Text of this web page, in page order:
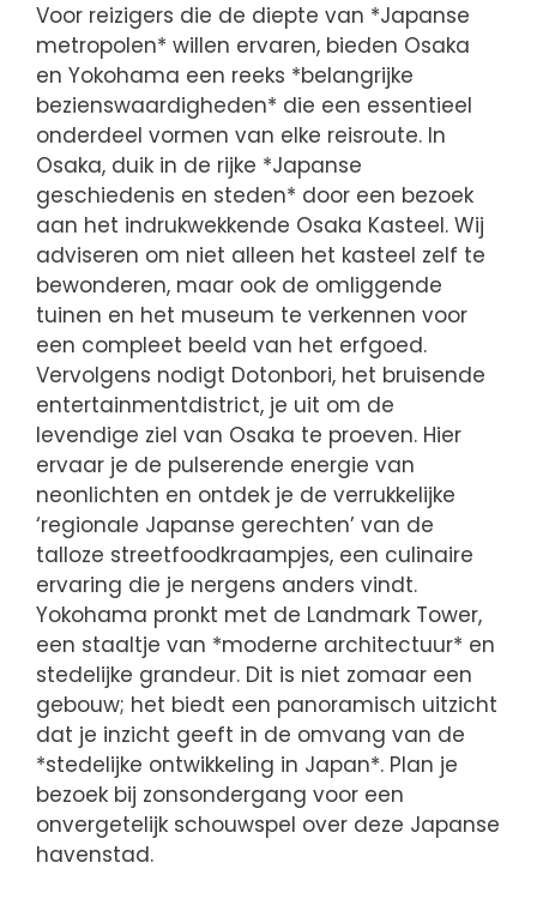
Voor reizigers die de diepte van *Japanse
metropolen* willen ervaren, bieden Osaka
en Yokohama een reeks *belangrijke
bezienswaardigheden* die een essentieel
onderdeel vormen van elke reisroute. In
Osaka, duik in de rijke *Japanse
geschiedenis en steden* door een bezoek
aan het indrukwekkende Osaka Kasteel. Wij
adviseren om niet alleen het kasteel zelf te
bewonderen, maar ook de omliggende
tuinen en het museum te verkennen voor
een compleet beeld van het erfgoed.
Vervolgens nodigt Dotonbori, het bruisende
entertainmentdistrict, je uit om de
levendige ziel van Osaka te proeven. Hier
ervaar je de pulserende energie van
neonlichten en ontdek je de verrukkelijke
‘regionale Japanse gerechten’ van de
talloze streetfoodkraampjes, een culinaire
ervaring die je nergens anders vindt.
Yokohama pronkt met de Landmark Tower,
een staaltje van *moderne architectuur* en
stedelijke grandeur. Dit is niet zomaar een
gebouw; het biedt een panoramisch uitzicht
dat je inzicht geeft in de omvang van de
*stedelijke ontwikkeling in Japan*. Plan je
bezoek bij zonsondergang voor een
onvergetelijk schouwspel over deze Japanse
havenstad.